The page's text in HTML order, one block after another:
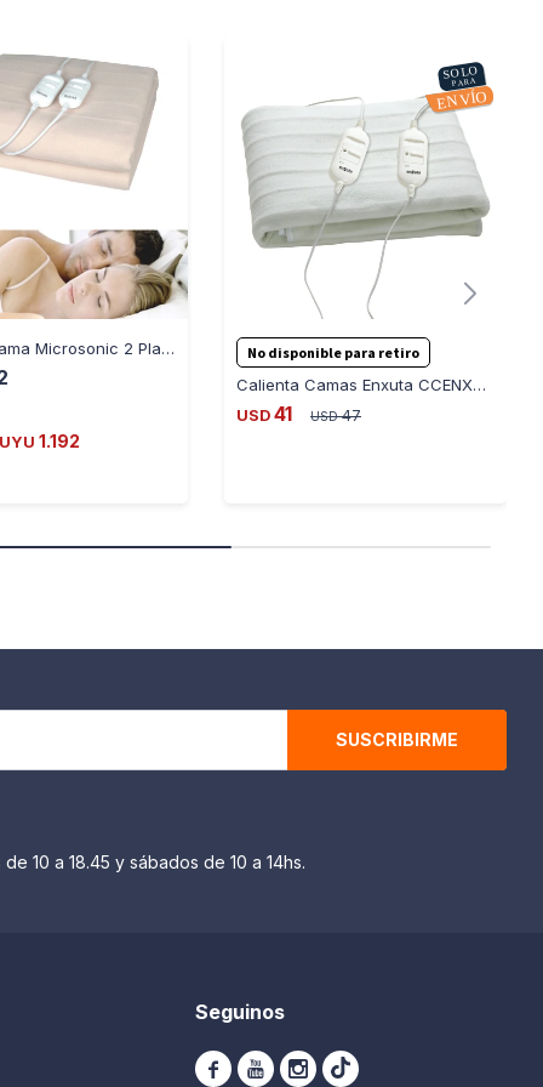
Calienta Cama Microsonic 2 Plazas Tela Poliester S.seguridad
UYU 1.192
No disponible para retiro
Calienta Camas Enxuta CCENX20 2 Plazas con Protección
USD 41 USD 47
SUSCRIBIRME
10 a 18.45 y sábados de 10 a 14hs.
Seguinos
  